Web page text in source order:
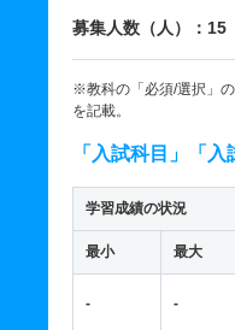
募集人数（人）：15
※教科の「必須/選択」
を記載。
「入試科目」「
学習成績の状況
最小 最大
- -